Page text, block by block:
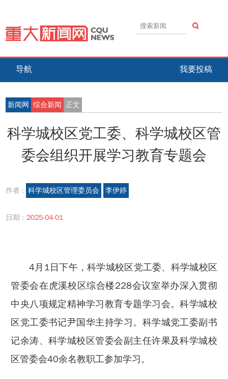
导航 我要投稿
新闻网 综合新闻 正文
科学城校区党工委、科学城校区管
委会组织开展学习教育专题会
作者 : 科学城校区管理委员会 李伊婷
日期 : 2025-04-01
4月1日下午，科学城校区党工委、科学城校区
管委会在虎溪校区综合楼228会议室举办深入贯彻
中央八项规定精神学习教育专题学习会。科学城校
区党工委书记尹国华主持学习。科学城党工委副书
记余涛、科学城校区管委会副主任许果及科学城校
区管委会40余名教职工参加学习。